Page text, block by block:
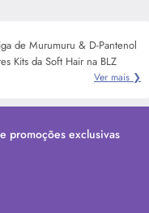
de Murumuru & D-Pantenol
Kits da Soft Hair na BLZ
Ver mais ❯
promoções exclusivas